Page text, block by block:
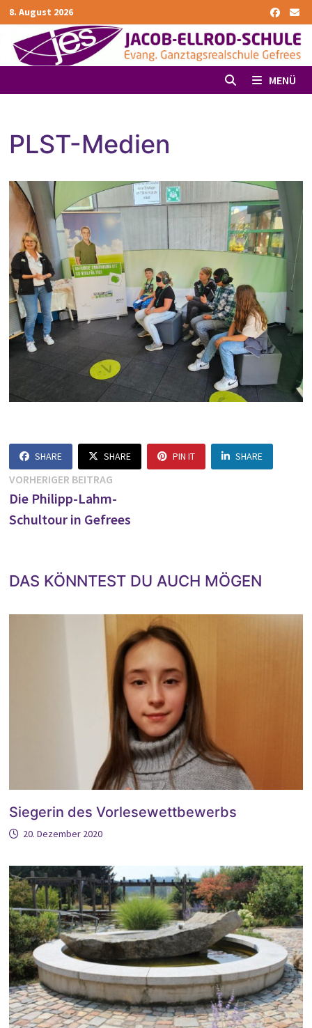
Zurück
zum
Inhalt
8. August 2026
MENÜ
PLST-Medien
SHARE SHARE PIN IT SHARE
Beitragsnavigation
VORHERIGER BEITRAGVorheriger
Beitrag:
Die Philipp-Lahm-
Schultour in Gefrees
DAS KÖNNTEST DU AUCH MÖGEN
Siegerin des Vorlesewettbewerbs
20. Dezember 2020